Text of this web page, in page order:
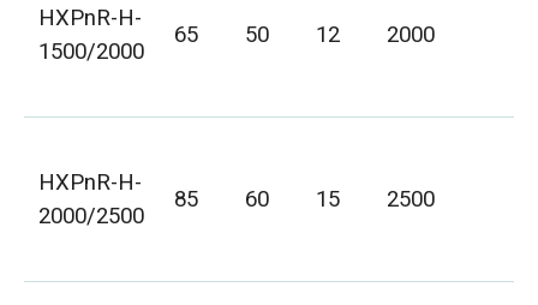
HXPnR-H-
1500/2000
65 50 12 2000
HXPnR-H-
2000/2500
85 60 15 2500